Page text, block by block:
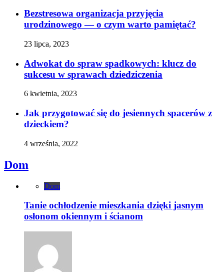
Bezstresowa organizacja przyjęcia
urodzinowego — o czym warto pamiętać?
23 lipca, 2023
Adwokat do spraw spadkowych: klucz do
sukcesu w sprawach dziedziczenia
6 kwietnia, 2023
Jak przygotować się do jesiennych spacerów z
dzieckiem?
4 września, 2022
Dom
Dom
Tanie ochłodzenie mieszkania dzięki jasnym
osłonom okiennym i ścianom